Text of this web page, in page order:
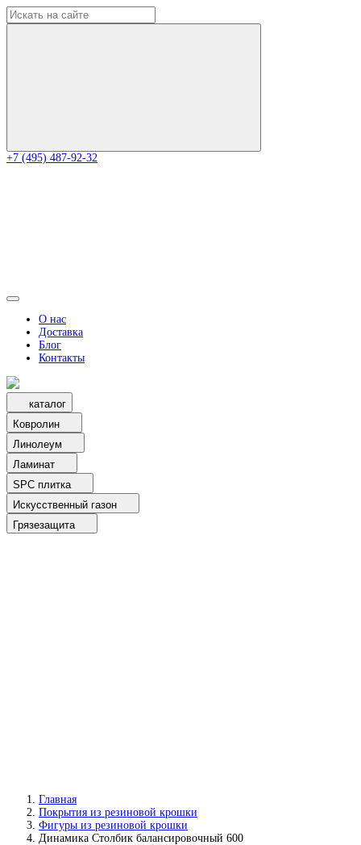
+7 (495) 487-92-32
О нас
Доставка
Блог
Контакты
каталог
Ковролин
Линолеум
Ламинат
SPC плитка
Искусственный газон
Грязезащита
Главная
Покрытия из резиновой крошки
Фигуры из резиновой крошки
Динамика Столбик балансировочный 600